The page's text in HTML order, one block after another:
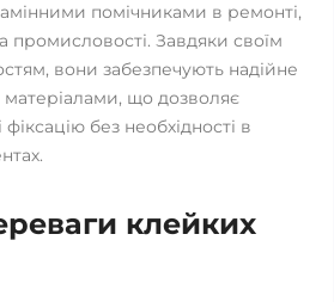
помічниками в ремонті,
промисловості. Завдяки своїм
вони забезпечують надійне
що дозволяє
без необхідності в
клейких